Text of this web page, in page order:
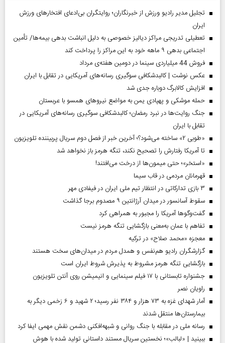
تجلیل مدیر رادیو ورزش از خبرنگاران؛ روایتگران بی‌ادعای افتخارهای ورزش
ایران
تعطیلی تدریجی مراکز دیالیز خصوصی به دلیل انباشت بدهی بیمه‌ها/ تأمین
اجتماعی بدهی ۹ ماهه خود به این مراکز را پرداخت کند
فروش 44 میلیاردی سینما در دومین هفته‌ی مرداد
عکس نوشت | کالبدشکافی سوگیری رسانه‌های آمریکایی در تقابل با ایران
افزایش کالابرگ دوباره جدی شد
حمله موشکی و پهپادی یمن به مواضع نیروهای همسو با عربستان
جنگ روایت‌ها در نبرد رمضان؛ کالبدشکافی سوگیری رسانه‌های آمریکایی در
تقابل با ایران
«طوبی ۲» ساخته می‌شود؟؛ آخرین خبر از فصل دوم سریال پربیننده تلویزیون
تا آمریکا رفتارش را تصحیح نکند، تنگه هرمز باز نخواهد شد
«استخر»‌‌؛ حتی میمون‌ها از درخت می‌افتند!
قهرمانان مردمی در قاب سیما
۳ بازی تدارکاتی در انتظار تیم ملی ایران در فیفادی مهر
سقوط آسانسور در میدان آرژانتین ۹ مصدوم برجا گذاشت
گفت‌وگوها آمریکا را مجبور به همراهی کرد
تفاهم با عمان به‌معنی بازگشایی تنگه هرمز نیست
معجزه «محمد صلاح» در ترکیه
گزارشگران رادیو هم‌نفس و همدل مردم در میدان‌های سخت هستند
بازگشایی تنگه هرمز مشروط به پذیرش شروط ایران است
جشنواره تابستانی با ۱۷ فیلم سینمایی و انیمیشن روی آنتن تلویزیون
راویان نصر
آمار شهدای غزه به ۷۳ هزار و ۳۸۴ نفر رسید؛ ۲ شهید و ۶ زخمی دیگر به
بیمارستان‌ها منتقل شدند
رسانه ملی در مقابله با جنگ روانی و شبهه‌افکنی دشمن نقش مهمی ایفا کرد
ببینید | «لبالب»؛ نخستین سریال مستند داستانی تولید شده با هوش